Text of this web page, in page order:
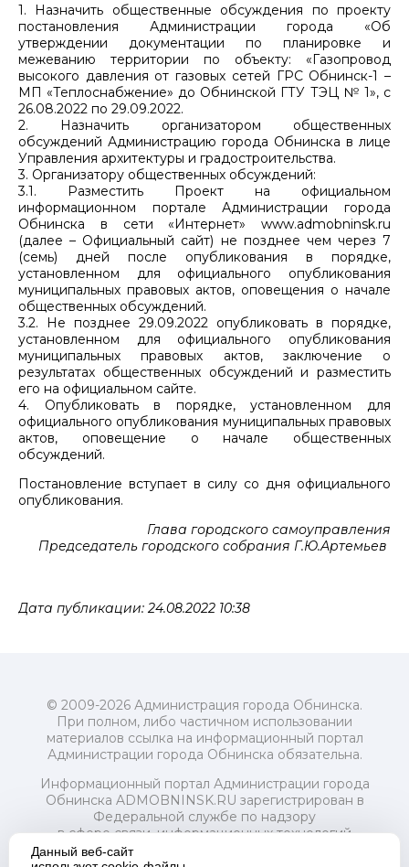
1. Назначить общественные обсуждения по проекту
постановления Администрации города «Об
утверждении документации по планировке и
межеванию территории по объекту: «Газопровод
высокого давления от газовых сетей ГРС Обнинск-1 –
МП «Теплоснабжение» до Обнинской ГТУ ТЭЦ № 1», с
26.08.2022 по 29.09.2022.
2. Назначить организатором общественных
обсуждений Администрацию города Обнинска в лице
Управления архитектуры и градостроительства.
3. Организатору общественных обсуждений:
3.1. Разместить Проект на официальном
информационном портале Администрации города
Обнинска в сети «Интернет» www.admobninsk.ru
(далее – Официальный сайт) не позднее чем через 7
(семь) дней после опубликования в порядке,
установленном для официального опубликования
муниципальных правовых актов, оповещения о начале
общественных обсуждений.
3.2. Не позднее 29.09.2022 опубликовать в порядке,
установленном для официального опубликования
муниципальных правовых актов, заключение о
результатах общественных обсуждений и разместить
его на официальном сайте.
4. Опубликовать в порядке, установленном для
официального опубликования муниципальных правовых
актов, оповещение о начале общественных
обсуждений.
Постановление вступает в силу со дня официального
опубликования.
Глава городского самоуправления
Председатель городского собрания Г.Ю.Артемьев
Дата публикации: 24.08.2022 10:38
© 2009-2026 Администрация города Обнинска.
При полном, либо частичном использовании
материалов ссылка на информационный портал
Администрации города Обнинска обязательна.
Информационный портал Администрации города
Обнинска ADMOBNINSK.RU зарегистрирован в
Федеральной службе по надзору
в сфере связи, информационных технологий
и массовых коммуникаций (Роскомнадзор) 24 июля
Данный веб-сайт